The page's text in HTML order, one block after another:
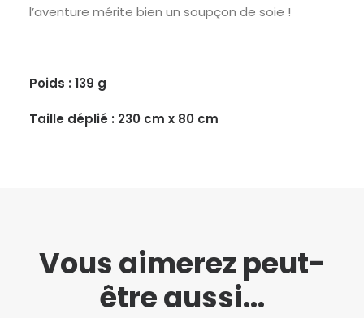
l’aventure mérite bien un soupçon de soie !
Poids : 139 g
Taille déplié : 230 cm x 80 cm
Vous aimerez peut-
être aussi...